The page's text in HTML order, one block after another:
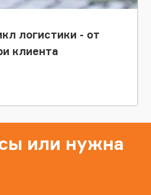
логистики - от
клиента
или нужна